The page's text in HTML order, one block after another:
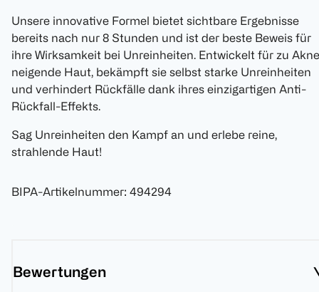
Unsere innovative Formel bietet sichtbare Ergebnisse
bereits nach nur 8 Stunden und ist der beste Beweis für
ihre Wirksamkeit bei Unreinheiten. Entwickelt für zu Akne
neigende Haut, bekämpft sie selbst starke Unreinheiten
und verhindert Rückfälle dank ihres einzigartigen Anti-
Rückfall-Effekts.
Sag Unreinheiten den Kampf an und erlebe reine,
strahlende Haut!
BIPA-Artikelnummer: 494294
Bewertungen